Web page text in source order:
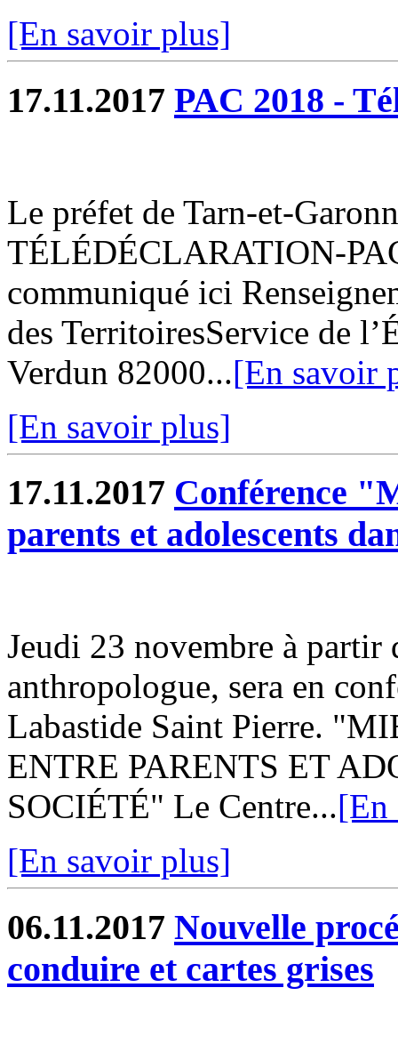
[En savoir plus]
17.11.2017 PAC 2018 -
Le préfet de Tarn-et-
TÉLÉDÉCLARATION-
communiqué ici
des TerritoiresService de
Verdun 82000...[En savoir
[En savoir plus]
17.11.2017 Conférence
parents et adolescents
Jeudi 23 novembre à partir
anthropologue, sera en
Labastide Saint Pierre.
ENTRE PARENTS ET
SOCIÉTÉ" Le Centre...[En
[En savoir plus]
06.11.2017 Nouvelle
conduire et cartes grises